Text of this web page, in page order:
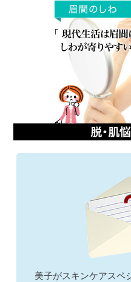
美子がスキンケアスペ